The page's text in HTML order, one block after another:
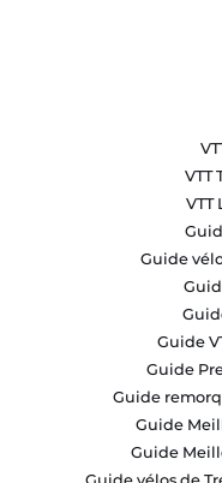
VTT
VTT
Guide
Guide
Guide
Guide
Guide
Guide